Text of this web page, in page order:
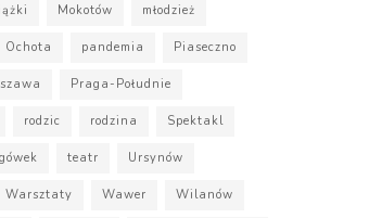
Mokotów młodzież
Ochota pandemia Piaseczno
Praga-Południe
rodzic rodzina Spektakl
teatr Ursynów
Warsztaty Wawer Wilanów